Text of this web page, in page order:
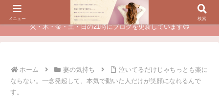
夫に不倫されたつらい経験が、あなたのチャンスに変わるカウンセリング
火・木・金・土・日の21時にブログを更新しています😊
ホーム 妻の気持ち
泣いてるだけじゃちっとも楽に
ならない。一念発起して、本気で動いた人だけが笑顔になれるんで
す。
メニュー 検索